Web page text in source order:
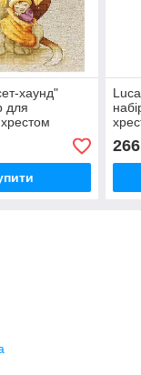
хаунд"
для
266